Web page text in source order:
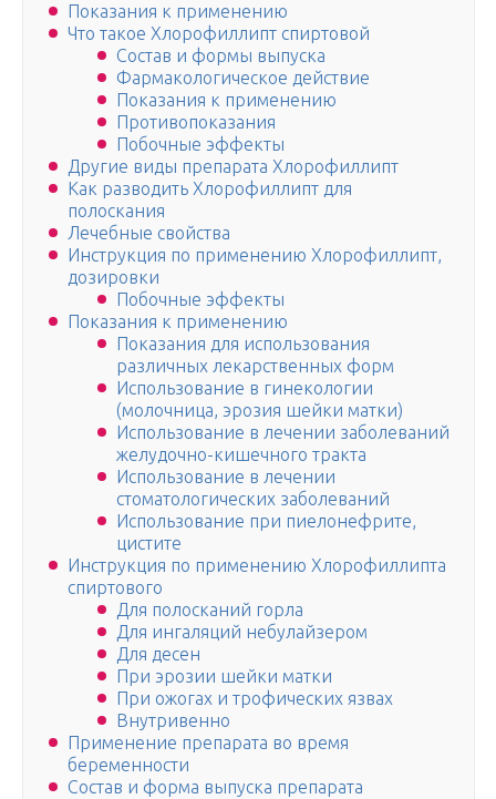
Показания к применению
Что такое Хлорофиллипт спиртовой
Состав и формы выпуска
Фармакологическое действие
Показания к применению
Противопоказания
Побочные эффекты
Другие виды препарата Хлорофиллипт
Как разводить Хлорофиллипт для
полоскания
Лечебные свойства
Инструкция по применению Хлорофиллипт,
дозировки
Побочные эффекты
Показания к применению
Показания для использования
различных лекарственных форм
Использование в гинекологии
(молочница, эрозия шейки матки)
Использование в лечении заболеваний
желудочно-кишечного тракта
Использование в лечении
стоматологических заболеваний
Использование при пиелонефрите,
цистите
Инструкция по применению Хлорофиллипта
спиртового
Для полосканий горла
Для ингаляций небулайзером
Для десен
При эрозии шейки матки
При ожогах и трофических язвах
Внутривенно
Применение препарата во время
беременности
Состав и форма выпуска препарата